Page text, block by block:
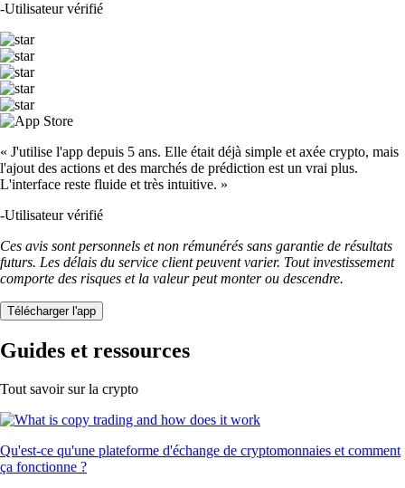
-Utilisateur vérifié
« J'utilise l'app depuis 5 ans. Elle était déjà simple et axée crypto, mais
l'ajout des actions et des marchés de prédiction est un vrai plus.
L'interface reste fluide et très intuitive. »
-Utilisateur vérifié
Ces avis sont personnels et non rémunérés sans garantie de résultats
futurs. Les délais du service client peuvent varier. Tout investissement
comporte des risques et la valeur peut monter ou descendre.
Télécharger l'app
Guides et ressources
Tout savoir sur la crypto
Qu'est-ce qu'une plateforme d'échange de cryptomonnaies et comment
ça fonctionne ?